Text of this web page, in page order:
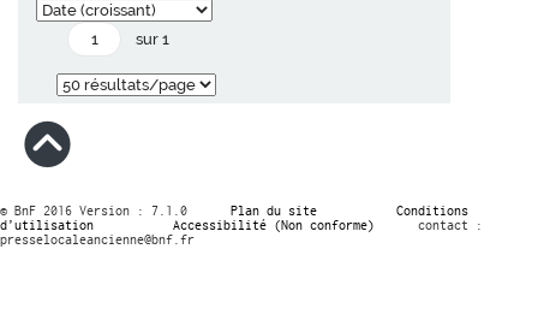
sur 1
© BnF 2016 Version : 7.1.0 Plan du site
Conditions
d’utilisation
Accessibilité (Non conforme)
contact :
presselocaleancienne@bnf.fr